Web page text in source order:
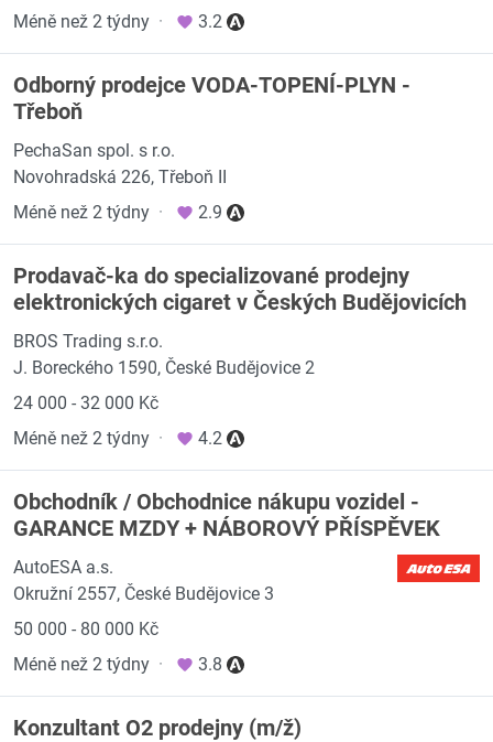
Méně než 2 týdny · 3.2
Odborný prodejce VODA-TOPENÍ-PLYN -
Třeboň
PechaSan spol. s r.o.
Novohradská 226, Třeboň II
Méně než 2 týdny · 2.9
Prodavač-ka do specializované prodejny
elektronických cigaret v Českých Budějovicích
BROS Trading s.r.o.
J. Boreckého 1590, České Budějovice 2
24 000 - 32 000 Kč
Méně než 2 týdny · 4.2
Obchodník / Obchodnice nákupu vozidel -
GARANCE MZDY + NÁBOROVÝ PŘÍSPĚVEK
AutoESA a.s.
Okružní 2557, České Budějovice 3
50 000 - 80 000 Kč
Méně než 2 týdny · 3.8
Konzultant O2 prodejny (m/ž)